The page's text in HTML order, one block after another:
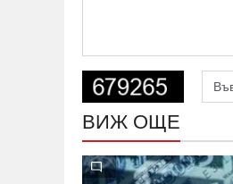
ВИЖ ОЩЕ